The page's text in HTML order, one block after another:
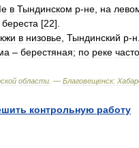
в Тындинском р-не на
береста [22].
в низовье Тындинский р-н
– берестяная; по реке часто
области . — Благовещенск:
контрольную работу